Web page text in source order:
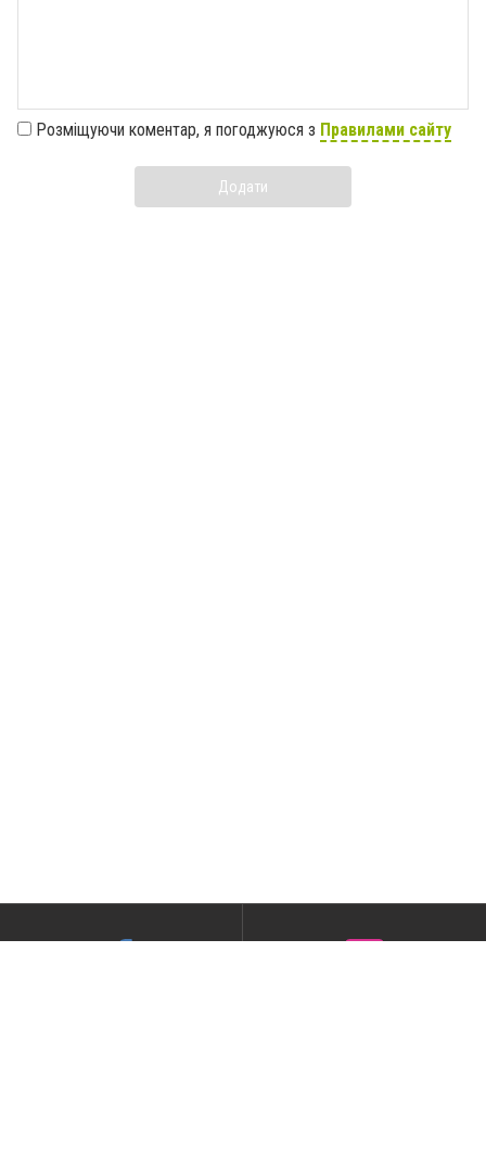
Розміщуючи коментар, я погоджуюся з Правилами сайту
Додати